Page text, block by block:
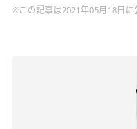
※この記事は2021年05月18日に